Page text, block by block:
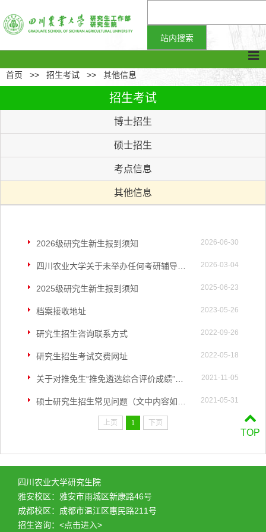
首页 >> 招生考试 >> 其他信息
招生考试
博士招生
硕士招生
考点信息
其他信息
2026-06-30
2026级研究生新生报到须知
2026-03-04
四川农业大学关于未举办任何考研辅导班的声明
2025-06-23
2025级研究生新生报到须知
2023-05-26
档案接收地址
2022-09-26
研究生招生咨询联系方式
2022-05-18
研究生招生考试交费网址
2021-11-05
关于对推免生“推免遴选综合评价成绩”测算方式等内容和原则的修订公告
2021-05-31
硕士研究生招生常见问题（文中内容如与正式文件或通知不一致的以正式文件或通知为准）
上页 1 下页
四川农业大学研究生院
雅安校区：雅安市雨城区新康路46号
成都校区：成都市温江区惠民路211号
招生咨询： <点击进入>
TOP